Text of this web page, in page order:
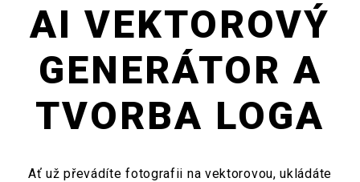
AI VEKTOROVÝ
GENERÁTOR A
TVORBA LOGA
Ať už převádíte fotografii na vektorovou, ukládáte